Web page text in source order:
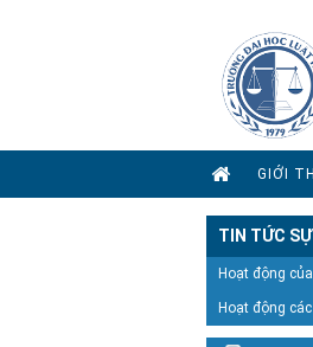
GIỚI
TIN TỨC SỰ
Hoạt động
Hoạt động